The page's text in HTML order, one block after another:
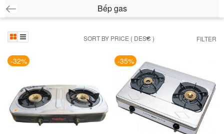
Bếp gas
SORT BY PRICE ( DESC ) FILTER
-32% -35%